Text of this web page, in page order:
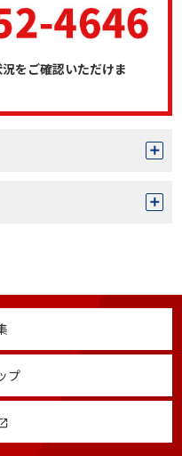
をご確認いただけま
プ